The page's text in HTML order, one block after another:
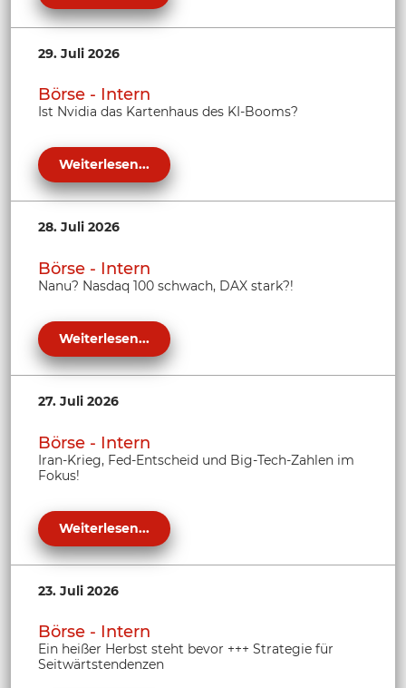
29. Juli 2026
Börse - Intern
Ist Nvidia das Kartenhaus des KI-Booms?
Weiterlesen...
28. Juli 2026
Börse - Intern
Nanu? Nasdaq 100 schwach, DAX stark?!
Weiterlesen...
27. Juli 2026
Börse - Intern
Iran-Krieg, Fed-Entscheid und Big-Tech-Zahlen im
Fokus!
Weiterlesen...
23. Juli 2026
Börse - Intern
Ein heißer Herbst steht bevor +++ Strategie für
Seitwärtstendenzen